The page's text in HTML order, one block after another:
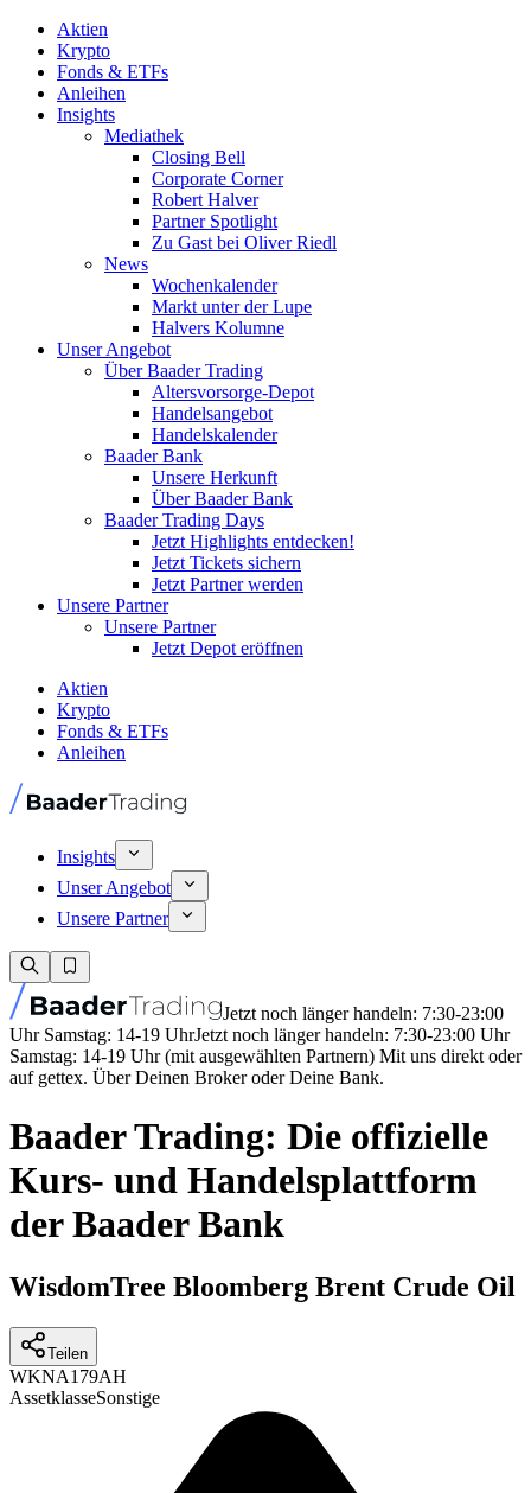
Aktien
Krypto
Fonds & ETFs
Anleihen
Insights
Mediathek
Closing Bell
Corporate Corner
Robert Halver
Partner Spotlight
Zu Gast bei Oliver Riedl
News
Wochenkalender
Markt unter der Lupe
Halvers Kolumne
Unser Angebot
Über Baader Trading
Altersvorsorge-Depot
Handelsangebot
Handelskalender
Baader Bank
Unsere Herkunft
Über Baader Bank
Baader Trading Days
Jetzt Highlights entdecken!
Jetzt Tickets sichern
Jetzt Partner werden
Unsere Partner
Unsere Partner
Jetzt Depot eröffnen
Aktien
Krypto
Fonds & ETFs
Anleihen
Insights
Unser Angebot
Unsere Partner
Jetzt noch länger handeln: 7:30-23:00
Uhr Samstag: 14-19 UhrJetzt noch länger handeln: 7:30-23:00 Uhr
Samstag: 14-19 Uhr (mit ausgewählten Partnern) Mit uns direkt oder
auf gettex. Über Deinen Broker oder Deine Bank.
Baader Trading: Die offizielle
Kurs- und Handelsplattform
der Baader Bank
WisdomTree Bloomberg Brent Crude Oil
Teilen
WKNA179AH
AssetklasseSonstige